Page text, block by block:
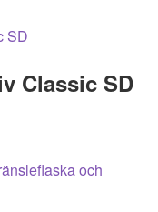
Classic SD